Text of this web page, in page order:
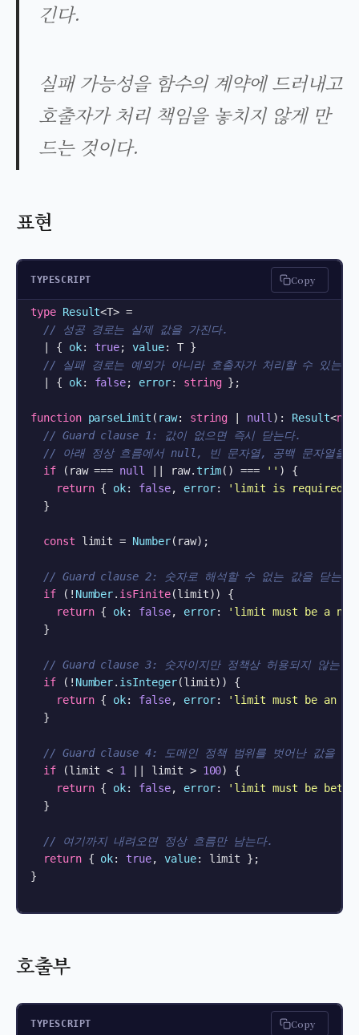
긴다.
실패 가능성을 함수의 계약에 드러내고
호출자가 처리 책임을 놓치지 않게 만
드는 것이다.
표현
TYPESCRIPT Copy
type Result<T> =
// 성공 경로는 실제 값을 가진다.
  | {
ok: true; value: T }
// 실패 경로는 예외가 아니라 호출자가 처리할 수 있는
  | {
ok: false; error: string };
function parseLimit ( raw: string null ): Result<
// Guard clause 1: 값이 없으면 즉시 닫는다.
// 아래 정상 흐름에서 null, 빈 문자열, 공백 문자열을
if (raw === null || raw. trim() === '' ) {
return { ok: false, error: 'limit is required'
  }
const limit = Number(raw);
// Guard clause 2: 숫자로 해석할 수 없는 값을 닫는다.
if (! Number. isFinite(limit)) {
return { ok: false, error:
'limit must be a
  }
// Guard clause 3: 숫자이지만 정책상 허용되지 않는
if (! Number. isInteger(limit)) {
return { ok: false, error:
'limit must be an
  }
// Guard clause 4: 도메인 정책 범위를 벗어난 값을 닫
if (limit < 1 || limit > 100) {
return { ok: false, error:
'limit must be
  }
// 여기까지 내려오면 정상 흐름만 남는다.
return { ok: true, value: limit };
}
호출부
TYPESCRIPT Copy